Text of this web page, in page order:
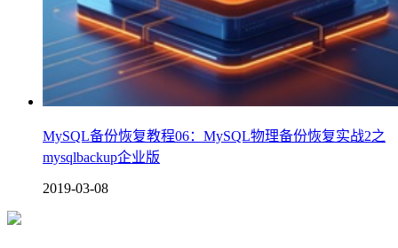
MySQL备份恢复教程06：MySQL物理备份恢复实战2之
mysqlbackup企业版
2019-03-08